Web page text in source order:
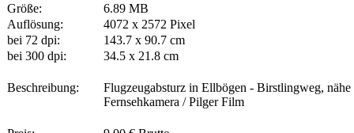
Größe:
6.89 MB
Auflösung:
4072 x 2572 Pixel
bei 72 dpi:
143.7 x 90.7 cm
bei 300 dpi:
34.5 x 21.8 cm
Beschreibung:
Flugzeugabsturz in Ellbögen - Birstlingweg,
Fernsehkamera / Pilger Film